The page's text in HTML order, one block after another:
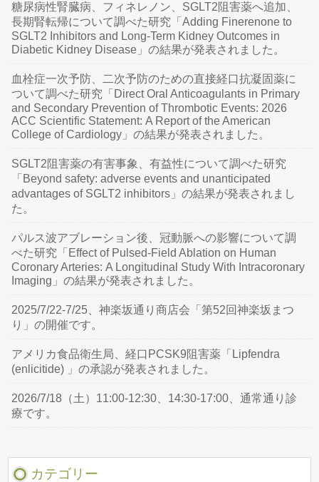
糖尿病性腎臓病、フィネレノン、SGLT2阻害薬へ追加、
長期腎転帰について調べた研究「Adding Finerenone to
SGLT2 Inhibitors and Long-Term Kidney Outcomes in
Diabetic Kidney Disease」の結果が発表されました。
血栓症一次予防、二次予防のための直接経口抗凝固薬に
ついて調べた研究「Direct Oral Anticoagulants in Primary
and Secondary Prevention of Thrombotic Events: 2026
ACC Scientific Statement: A Report of the American
College of Cardiology」の結果が発表されました。
SGLT2阻害薬の有害事象、有益性について調べた研究
「Beyond safety: adverse events and unanticipated
advantages of SGLT2 inhibitors」の結果が発表されまし
た。
パルス波アブレーション後、冠動脈への影響について調
べた研究「Effect of Pulsed-Field Ablation on Human
Coronary Arteries: A Longitudinal Study With Intracoronary
Imaging」の結果が発表されました。
2025/7/22-7/25、神楽坂通り商店会「第52回神楽坂まつ
り」の開催です。
アメリカ食品衛生局、経口PCSK9阻害薬「Lipfendra
(enlicitide) 」の承認が発表されました。
2026/7/18（土）11:00-12:30、14:30-17:00、通常通り診
療です。
カテゴリー